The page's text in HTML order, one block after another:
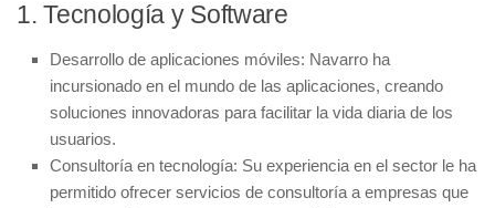
1. Tecnología y Software
Desarrollo de aplicaciones móviles: Navarro ha
incursionado en el mundo de las aplicaciones, creando
soluciones innovadoras para facilitar la vida diaria de los
usuarios.
Consultoría en tecnología: Su experiencia en el sector le ha
permitido ofrecer servicios de consultoría a empresas que